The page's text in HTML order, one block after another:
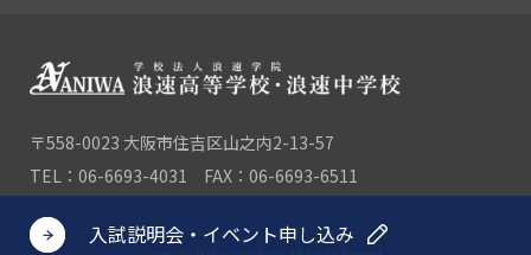
入試説明会・イベント申し込み
〒558-0023 大阪市住吉区山之内2-13-57
TEL：06-6693-4031 FAX：06-6693-6511